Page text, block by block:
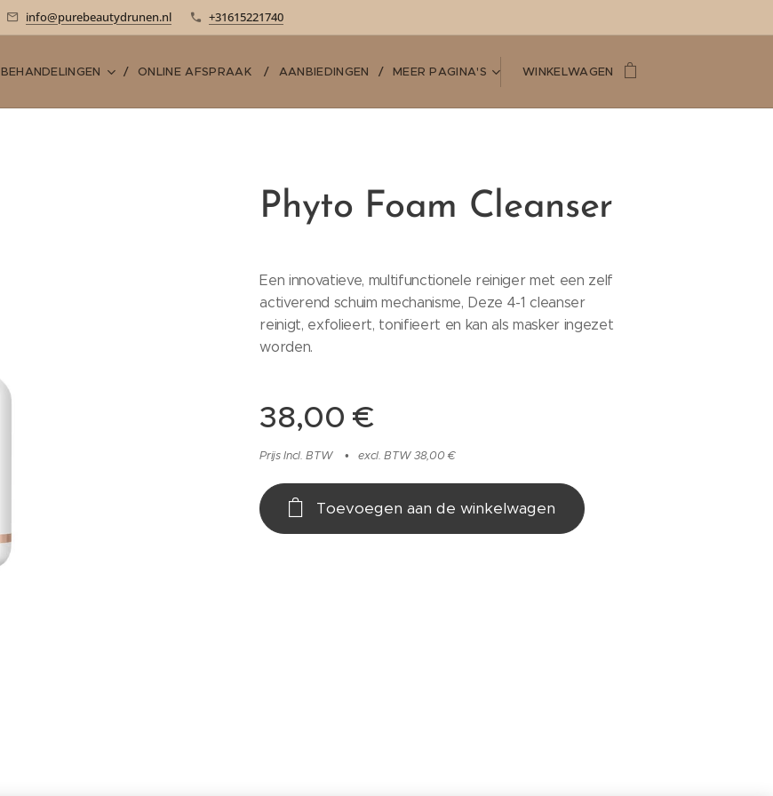
info@purebeautydrunen.nl +31615221740
BEHANDELINGEN ONLINE AFSPRAAK AANBIEDINGEN MEER PAGINA'S WINKELWAGEN
Phyto Foam Cleanser
Een innovatieve, multifunctionele reiniger met een zelf
activerend schuim mechanisme, Deze 4-1 cleanser
reinigt, exfolieert, tonifieert en kan als masker ingezet
worden.
38,00 €
Prijs Incl. BTW excl. BTW 38,00 €
Toevoegen aan de winkelwagen